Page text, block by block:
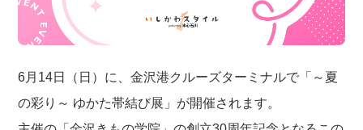
6月14日（日）に、金沢港クルーズターミナルで「～夏
の彩り～ ゆかた帯結び展」が開催されます。